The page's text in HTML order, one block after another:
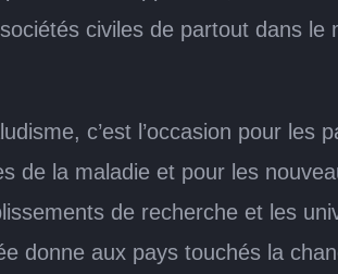
civiles de partout dans
c’est l’occasion pour les
de la maladie et pour les
de recherche et les
donne aux pays touchés la